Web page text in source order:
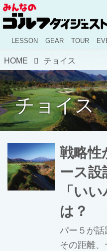
LESSON GEAR TOUR
HOME チョイス
チョイス
戦略性
ース設
「い
は？
パー５が話
その距離、